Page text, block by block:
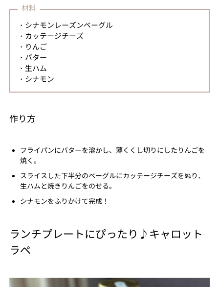
材料
・シナモンレーズンベーグル
・カッテージチーズ
・りんご
・バター
・生ハム
・シナモン
作り方
フライパンにバターを溶かし、薄くくし切りにしたりんごを
焼く。
スライスした下半分のベーグルにカッテージチーズをぬり、
生ハムと焼きりんごをのせる。
シナモンをふりかけて完成！
ランチプレートにぴったり♪キャロット
ラペ